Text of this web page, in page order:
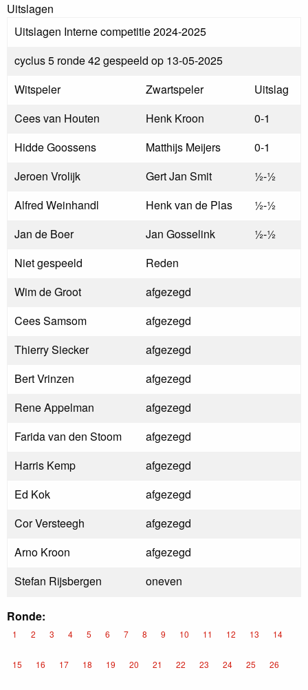
Uitslagen
Uitslagen Interne competitie 2024-2025
cyclus 5 ronde 42 gespeeld op 13-05-2025
Witspeler
Zwartspeler
Uitslag
Cees van Houten
Henk Kroon
0-1
Hidde Goossens
Matthijs Meijers
0-1
Jeroen Vrolijk
Gert Jan Smit
½-½
Alfred Weinhandl
Henk van de Plas
½-½
Jan de Boer
Jan Gosselink
½-½
Niet gespeeld
Reden
Wim de Groot
afgezegd
Cees Samsom
afgezegd
Thierry Siecker
afgezegd
Bert Vrinzen
afgezegd
Rene Appelman
afgezegd
Farida van den Stoom
afgezegd
Harris Kemp
afgezegd
Ed Kok
afgezegd
Cor Versteegh
afgezegd
Arno Kroon
afgezegd
Stefan Rijsbergen
oneven
Ronde:
1 2 3 4 5 6 7 8 9 10 11 12 13 14
15 16 17 18 19 20 21 22 23 24 25 26